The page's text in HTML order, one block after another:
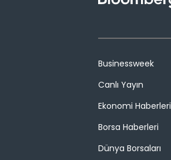
Businessweek
Canlı Yayın
Ekonomi Haberleri
Borsa Haberleri
Dünya Borsaları